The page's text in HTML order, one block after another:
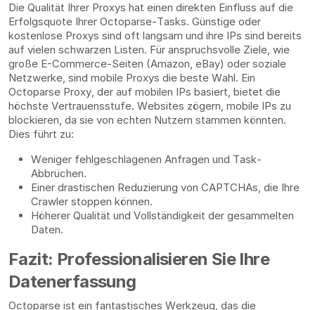
Die Qualität Ihrer Proxys hat einen direkten Einfluss auf die
Erfolgsquote Ihrer Octoparse-Tasks. Günstige oder
kostenlose Proxys sind oft langsam und ihre IPs sind bereits
auf vielen schwarzen Listen. Für anspruchsvolle Ziele, wie
große E-Commerce-Seiten (Amazon, eBay) oder soziale
Netzwerke, sind mobile Proxys die beste Wahl. Ein
Octoparse Proxy, der auf mobilen IPs basiert, bietet die
höchste Vertrauensstufe. Websites zögern, mobile IPs zu
blockieren, da sie von echten Nutzern stammen könnten.
Dies führt zu:
Weniger fehlgeschlagenen Anfragen und Task-
Abbrüchen.
Einer drastischen Reduzierung von CAPTCHAs, die Ihre
Crawler stoppen können.
Höherer Qualität und Vollständigkeit der gesammelten
Daten.
Fazit: Professionalisieren Sie Ihre
Datenerfassung
Octoparse ist ein fantastisches Werkzeug, das die